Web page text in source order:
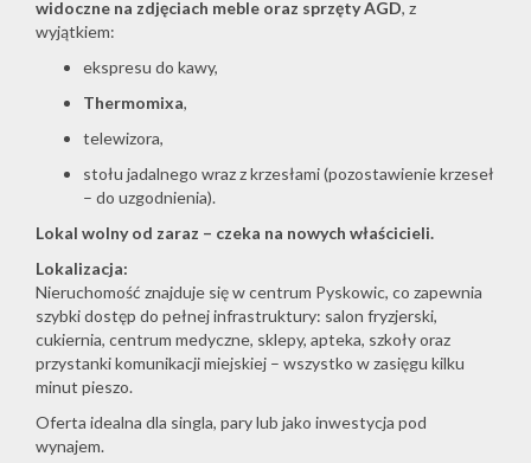
widoczne na zdjęciach meble oraz sprzęty AGD, z
wyjątkiem:
ekspresu do kawy,
Thermomixa,
telewizora,
stołu jadalnego wraz z krzesłami (pozostawienie krzeseł
– do uzgodnienia).
Lokal wolny od zaraz – czeka na nowych właścicieli.
Lokalizacja:
Nieruchomość znajduje się w centrum Pyskowic, co zapewnia
szybki dostęp do pełnej infrastruktury: salon fryzjerski,
cukiernia, centrum medyczne, sklepy, apteka, szkoły oraz
przystanki komunikacji miejskiej – wszystko w zasięgu kilku
minut pieszo.
Oferta idealna dla singla, pary lub jako inwestycja pod
wynajem.